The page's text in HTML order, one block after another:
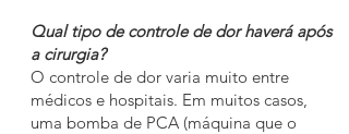
Qual tipo de controle de dor haverá após
a cirurgia?
O controle de dor varia muito entre
médicos e hospitais. Em muitos casos,
uma bomba de PCA (máquina que o